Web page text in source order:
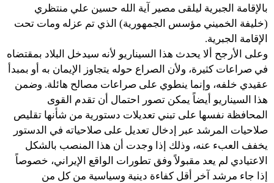
بالإقامة الجبرية ليلقى مصير آية الله حسين علي منتظري
(خليفة الخميني مؤسس الجمهورية) الذي تم عزله ومات تحت
الإقامة الجبرية.
وعلى الأرجح ألا يحدث هذا السيناريو لأنه سيدخل البلاد بمقتضاه
في صراعات كثيرة، ولأن الصراع حوله يتجاوز الإيمان به أو بمبدأ
عقيدي خلفه، وإنما ينطوي على صراعات مصالح هائلة. وضمن
هذا السيناريو أيضاً يمكن تصور احتمال أن تقدم القوى
المحافظة نفسها على تبني تعديلات دستورية من شأنها تقليص
صلاحيات المرشد عبر إدخال تعديل على صلاحياته في الدستور
يخفف العبء عنه، وذلك إذا وجدت أن هذا المنصب بالشكل
الاعتيادي لم يعد مقبولاً وفق تطورات الواقع الإيراني، خصوصاً
إذا جاء مرشد آخر أقل كفاءة دينية وسياسية من كل من